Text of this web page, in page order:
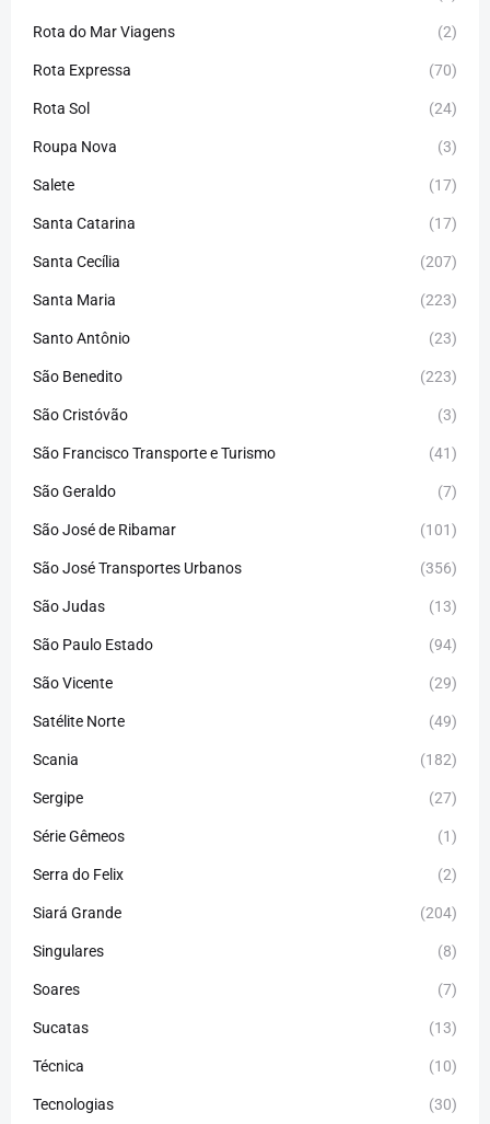
Rota do Mar Viagens (2)
Rota Expressa (70)
Rota Sol (24)
Roupa Nova (3)
Salete (17)
Santa Catarina (17)
Santa Cecília (207)
Santa Maria (223)
Santo Antônio (23)
São Benedito (223)
São Cristóvão (3)
São Francisco Transporte e Turismo (41)
São Geraldo (7)
São José de Ribamar (101)
São José Transportes Urbanos (356)
São Judas (13)
São Paulo Estado (94)
São Vicente (29)
Satélite Norte (49)
Scania (182)
Sergipe (27)
Série Gêmeos (1)
Serra do Felix (2)
Siará Grande (204)
Singulares (8)
Soares (7)
Sucatas (13)
Técnica (10)
Tecnologias (30)